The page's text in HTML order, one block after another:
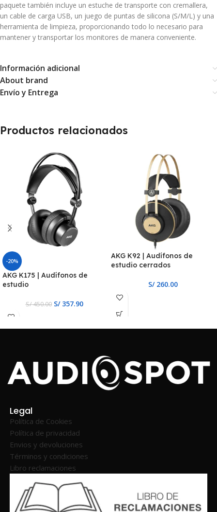
paquete también incluye un estuche de transporte con cremallera,
un cable de carga USB, un juego de puntas de silicona (S/M/L) y una
herramienta de limpieza, proporcionando todo lo necesario para
mantener y transportar los monitores de manera conveniente.
Información adicional
About brand
Envío y Entrega
Productos relacionados
-20%
AKG K175 | Audífonos de
estudio
S/450.00 S/357.90
AKG K92 | Audífonos de
estudio cerrados
S/260.00
Legal
Política de Cookies
Política de privacidad
Envios y devoluciones
Términos y condiciones
Libro reclamaciones